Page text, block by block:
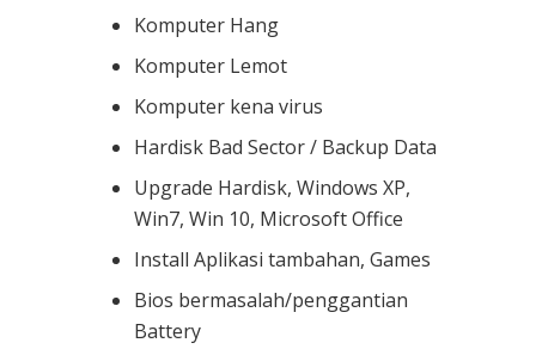
Komputer Hang
Komputer Lemot
Komputer kena virus
Hardisk Bad Sector / Backup Data
Upgrade Hardisk, Windows XP,
Win7, Win 10, Microsoft Office
Install Aplikasi tambahan, Games
Bios bermasalah/penggantian
Battery